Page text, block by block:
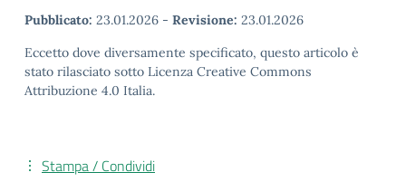
Pubblicato: 23.01.2026 - Revisione: 23.01.2026
Eccetto dove diversamente specificato, questo articolo è
stato rilasciato sotto Licenza Creative Commons
Attribuzione 4.0 Italia.
Stampa / Condividi